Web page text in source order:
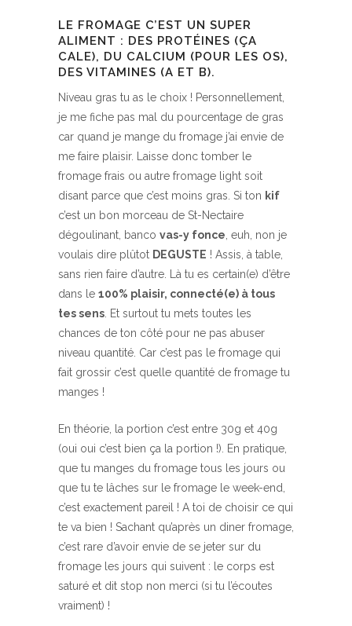
LE FROMAGE C’EST UN SUPER
ALIMENT : DES PROTÉINES (ÇA
CALE), DU CALCIUM (POUR LES OS),
DES VITAMINES (A ET B).
Niveau gras tu as le choix ! Personnellement,
je me fiche pas mal du pourcentage de gras
car quand je mange du fromage j’ai envie de
me faire plaisir. Laisse donc tomber le
fromage frais ou autre fromage light soit
disant parce que c’est moins gras. Si ton kif
c’est un bon morceau de St-Nectaire
dégoulinant, banco vas-y fonce , euh, non je
voulais dire plûtot DEGUSTE ! Assis, à table,
sans rien faire d’autre. Là tu es certain(e) d’être
dans le 100% plaisir, connecté(e) à tous
tes sens . Et surtout tu mets toutes les
chances de ton côté pour ne pas abuser
niveau quantité. Car c’est pas le fromage qui
fait grossir c’est quelle quantité de fromage tu
manges !
En théorie, la portion c’est entre 30g et 40g
(oui oui c’est bien ça la portion !). En pratique,
que tu manges du fromage tous les jours ou
que tu te lâches sur le fromage le week-end,
c’est exactement pareil ! A toi de choisir ce qui
te va bien ! Sachant qu’après un diner fromage,
c’est rare d’avoir envie de se jeter sur du
fromage les jours qui suivent : le corps est
saturé et dit stop non merci (si tu l’écoutes
vraiment) !